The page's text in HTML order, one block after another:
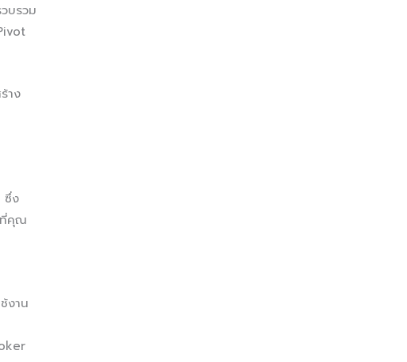
บรวม
าง
ซึ่ง
ที่คุณ
งาน